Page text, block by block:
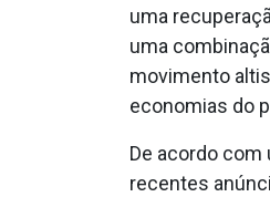
uma
uma
movimento
economias do
De acordo com
recentes